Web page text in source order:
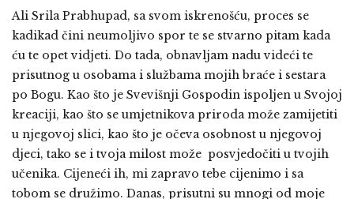
Ali Srila Prabhupad, sa svom iskrenošću, proces se
kadikad čini neumoljivo spor te se stvarno pitam kada
ću te opet vidjeti. Do tada, obnavljam nadu videći te
prisutnog u osobama i službama mojih braće i sestara
po Bogu. Kao što je Svevišnji Gospodin ispoljen u Svojoj
kreaciji, kao što se umjetnikova priroda može zamijetiti
u njegovoj slici, kao što je očeva osobnost u njegovoj
djeci, tako se i tvoja milost može posvjedočiti u tvojih
učenika. Cijeneći ih, mi zapravo tebe cijenimo i sa
tobom se družimo. Danas, prisutni su mnogi od moje